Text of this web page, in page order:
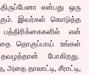
என்பது ஒரு
இவர்கள் கொடுத்த
பத்திரிக்கைகளில் என்
தொகுப்பாய் உங்கள்
போகிறது..
தாலாட்டி, சீராட்டி,